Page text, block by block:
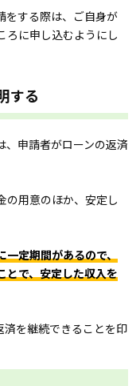
をする際は、ご自身が
ろに申し込むようにし
する
、申請者がローンの返済
の用意のほか、安定し
定期間があるので、
とで、安定した収入を
済を継続できることを印